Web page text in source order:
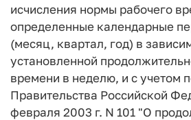
исчисления нормы рабочего
определенные календарные
(месяц, квартал, год) в
установленной
времени в неделю, и с учетом
Правительства Российской
февраля 2003 г. N 101 "О